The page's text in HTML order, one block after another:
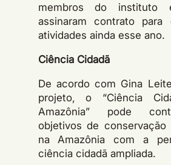
membros do instituto
assinaram contrato
atividades ainda esse ano.
Ciência Cidadã
De acordo com Gina
projeto, o “Ciência
Amazônia” pode
objetivos de conservação
na Amazônia com a
ciência cidadã ampliada.